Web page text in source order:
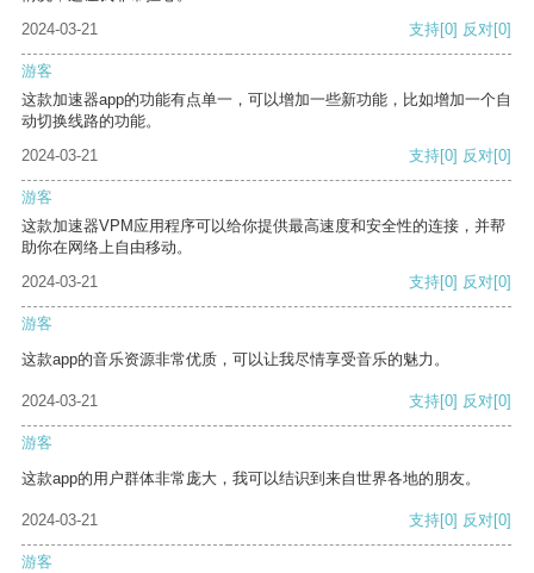
2024-03-21
支持[0] 反对[0]
游客
这款加速器app的功能有点单一，可以增加一些新功能，比如增加一个自
动切换线路的功能。
2024-03-21
支持[0] 反对[0]
游客
这款加速器VPM应用程序可以给你提供最高速度和安全性的连接，并帮
助你在网络上自由移动。
2024-03-21
支持[0] 反对[0]
游客
这款app的音乐资源非常优质，可以让我尽情享受音乐的魅力。
2024-03-21 支持[0] 反对[0]
游客
这款app的用户群体非常庞大，我可以结识到来自世界各地的朋友。
2024-03-21 支持[0] 反对[0]
游客